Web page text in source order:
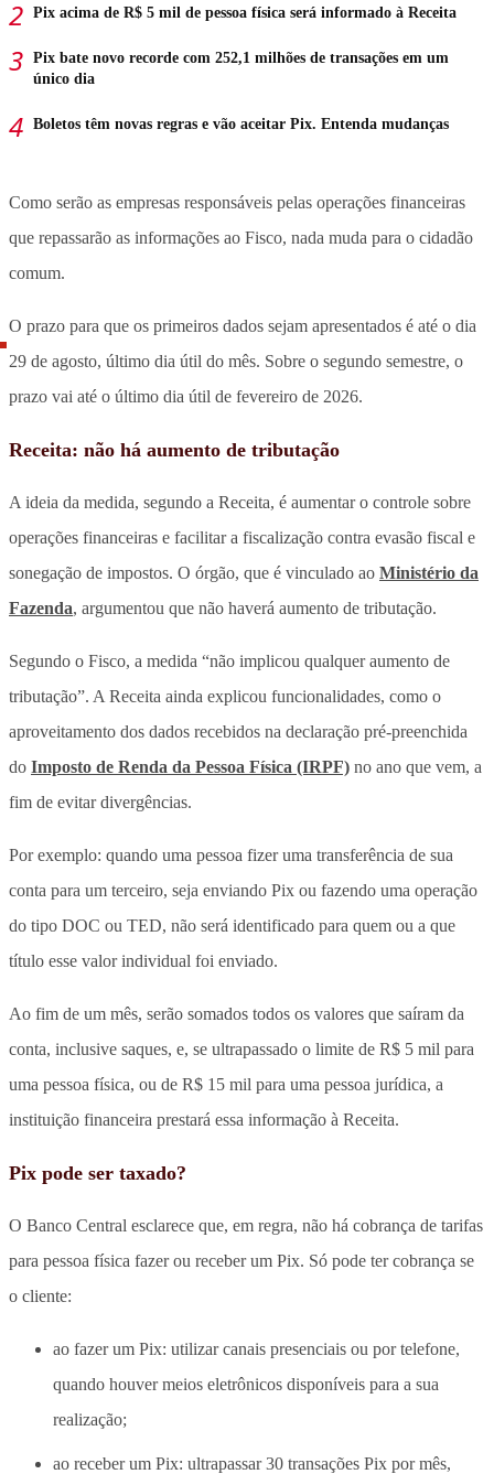
Pix acima de R$ 5 mil de pessoa física será informado à Receita
Pix bate novo recorde com 252,1 milhões de transações em um
único dia
Boletos têm novas regras e vão aceitar Pix. Entenda mudanças
Como serão as empresas responsáveis pelas operações financeiras
que repassarão as informações ao Fisco, nada muda para o cidadão
comum.
O prazo para que os primeiros dados sejam apresentados é até o dia
29 de agosto, último dia útil do mês. Sobre o segundo semestre, o
prazo vai até o último dia útil de fevereiro de 2026.
Receita: não há aumento de tributação
A ideia da medida, segundo a Receita, é aumentar o controle sobre
operações financeiras e facilitar a fiscalização contra evasão fiscal e
sonegação de impostos. O órgão, que é vinculado ao Ministério da
Fazenda, argumentou que não haverá aumento de tributação.
Segundo o Fisco, a medida “não implicou qualquer aumento de
tributação”. A Receita ainda explicou funcionalidades, como o
aproveitamento dos dados recebidos na declaração pré-preenchida
do Imposto de Renda da Pessoa Física (IRPF) no ano que vem, a
fim de evitar divergências.
Por exemplo: quando uma pessoa fizer uma transferência de sua
conta para um terceiro, seja enviando Pix ou fazendo uma operação
do tipo DOC ou TED, não será identificado para quem ou a que
título esse valor individual foi enviado.
Ao fim de um mês, serão somados todos os valores que saíram da
conta, inclusive saques, e, se ultrapassado o limite de R$ 5 mil para
uma pessoa física, ou de R$ 15 mil para uma pessoa jurídica, a
instituição financeira prestará essa informação à Receita.
Pix pode ser taxado?
O Banco Central esclarece que, em regra, não há cobrança de tarifas
para pessoa física fazer ou receber um Pix. Só pode ter cobrança se
o cliente:
ao fazer um Pix: utilizar canais presenciais ou por telefone,
quando houver meios eletrônicos disponíveis para a sua
realização;
ao receber um Pix: ultrapassar 30 transações Pix por mês,